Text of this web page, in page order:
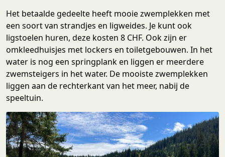
Het betaalde gedeelte heeft mooie zwemplekken met
een soort van strandjes en ligweides. Je kunt ook
ligstoelen huren, deze kosten 8 CHF. Ook zijn er
omkleedhuisjes met lockers en toiletgebouwen. In het
water is nog een springplank en liggen er meerdere
zwemsteigers in het water. De mooiste zwemplekken
liggen aan de rechterkant van het meer, nabij de
speeltuin.